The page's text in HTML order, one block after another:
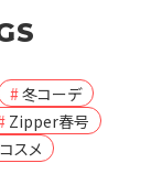
冬コーデ
Zipper春号
スメ